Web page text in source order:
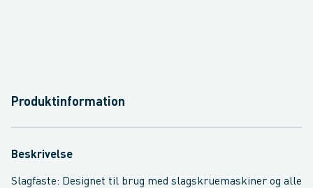
Produktinformation
Beskrivelse
Slagfaste: Designet til brug med slagskruemaskiner og alle